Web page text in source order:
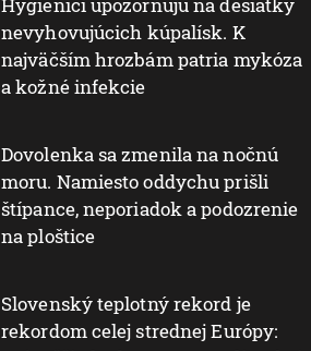
Hygienici upozorňujú na desiatky
nevyhovujúcich kúpalísk. K
najväčším hrozbám patria mykóza
a kožné infekcie
Dovolenka sa zmenila na nočnú
moru. Namiesto oddychu prišli
štípance, neporiadok a podozrenie
na ploštice
Slovenský teplotný rekord je
rekordom celej strednej Európy: